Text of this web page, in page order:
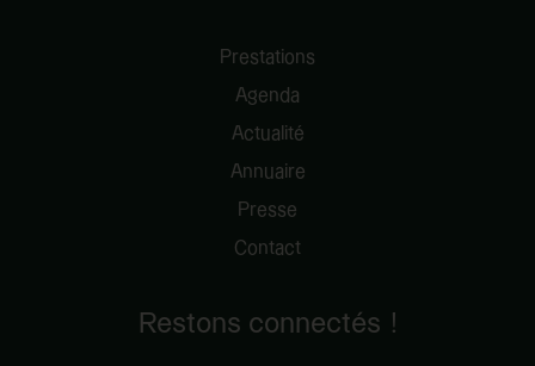
Prestations
Agenda
Actualité
Annuaire
Presse
Contact
Restons connectés !